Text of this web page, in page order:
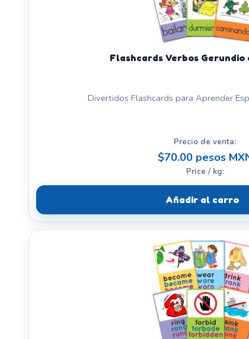
Flashcards Verbos Gerundio
Divertidos Flashcards para Aprender
Precio de venta:
$70.00 pesos
Price / kg:
Añadir al carro